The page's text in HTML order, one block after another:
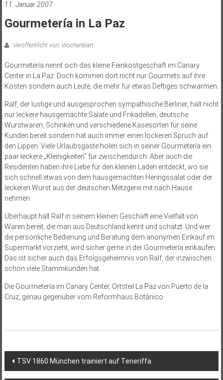
11. Januar 2007
Gourmetería in La Paz
Veröffentlicht von: Wochenblatt
Gourmetería nennt sich das kleine Feinkostgeschäft im Canary
Center in La Paz. Doch kommen dort nicht nur Gourmets auf ihre
Kosten sondern auch Leute, die mehr für etwas Deftiges schwärmen.
Ralf, der lustige und ausgesprochen sympathische Berliner, hält nicht
nur leckere hausgemachte Salate und Frikadellen, deutsche
Wurstwaren, Schinken und verschiedene Käsesorten für seine
Kunden bereit sondern hat auch immer einen lockeren Spruch auf
den Lippen. Viele Urlaubsgäste holen sich in seiner Gourmetería ein
paar leckere „Kleinigkeiten“ für zwischendurch. Aber auch die
Residenten haben ihre Liebe für den kleinen Laden entdeckt, wo sie
sich schnell etwas von dem hausgemachten Heringssalat oder der
leckeren Wurst aus der deutschen Metzgerei mit nach Hause
nehmen.
Überhaupt hält Ralf in seinem kleinen Geschäft eine Vielfalt von
Waren bereit, die man aus Deutschland kennt und schätzt. Und wer
die persönliche Bedienung und Beratung dem anonymen Einkauf im
Supermarkt vorzieht, wird sicher gerne in der Gourmetería einkaufen.
Das ist sicher auch das Erfolgsgeheimnis von Ralf, der inzwischen
schon viele Stammkunden hat.
Die Gourmetería im Canary Center, Ortsteil La Paz von Puerto de la
Cruz, genau gegenüber vom Reformhaus Botánico.
Beitragsnavigation
TSV 1860 München trainiert auf Teneriffa